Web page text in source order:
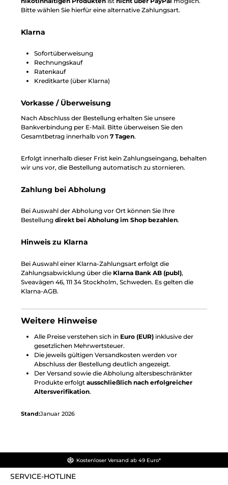
Bitte wählen Sie hierfür eine alternative Zahlungsart.
Klarna
Sofortüberweisung
Rechnungskauf
Ratenkauf
Kreditkarte (über Klarna)
Vorkasse / Überweisung
Nach Abschluss der Bestellung erhalten Sie unsere
Bankverbindung per E-Mail. Bitte überweisen Sie den
Gesamtbetrag innerhalb von 7 Tagen.
Erfolgt innerhalb dieser Frist kein Zahlungseingang, behalten
wir uns vor, die Bestellung automatisch zu stornieren.
Zahlung bei Abholung
Bei Auswahl der Abholung vor Ort können Sie Ihre
Bestellung direkt bei Abholung im Shop bezahlen.
Hinweis zu Klarna
Bei Auswahl einer Klarna-Zahlungsart erfolgt die
Zahlungsabwicklung über die Klarna Bank AB (publ),
Sveavägen 46, 111 34 Stockholm, Schweden. Es gelten die
Klarna-AGB.
Weitere Hinweise
Alle Preise verstehen sich in Euro (EUR)inklusive der
gesetzlichen Mehrwertsteuer.
Die jeweils gültigen Versandkosten werden vor
Abschluss der Bestellung deutlich angezeigt.
Der Versand sowie die Abholung altersbeschränkter
Produkte erfolgt ausschließlich nach erfolgreicher
Altersverifikation.
Stand:Januar 2026
Kostenloser Versand ab 49 Euro*
SERVICE-HOTLINE